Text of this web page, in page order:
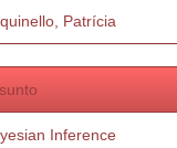
Patrícia
Inference